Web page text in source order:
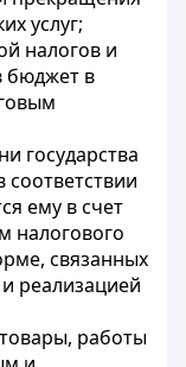
услуг;
налогов и
бюджет в
государства
ему в счет
налогового
связанных
реализацией
работы